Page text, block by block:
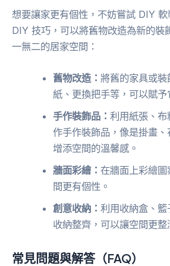
想要讓家更有個性，不妨嘗試 DIY
DIY 技巧，可以將舊物改造為新的裝
一無二的居家空間：
舊物改造：將舊的家具或
紙、更換把手等，可以賦予
手作裝飾品：利用紙張、
作手作裝飾品，像是掛畫
增添空間的溫馨感。
牆面彩繪：在牆面上彩繪
間更有個性。
創意收納：利用收納盒、
收納整齊，可以讓空間更整
常見問題與解答（FAQ）